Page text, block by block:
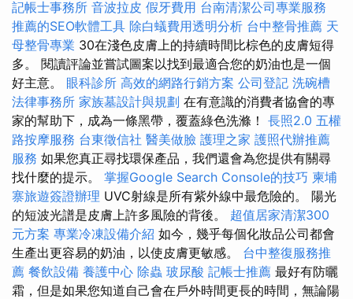
記帳士事務所 音波拉皮 假牙費用 台南清潔公司專業服務
推薦的SEO軟體工具 除白蟻費用透明分析 台中整骨推薦 天
母整骨專業 30在淺色皮膚上的持續時間比棕色的皮膚短得
多。 閱讀評論並嘗試圖案以找到最適合您的奶油也是一個
好主意。 眼科診所 高效的網路行銷方案 公司登記 洗碗槽
法律事務所 家族墓設計與規劃 在有意識的消費者協會的專
家的幫助下，成為一條黑帶，覆蓋綠色洗滌！ 長照2.0 五權
路按摩服務 台東徵信社 醫美做臉 護理之家 護照代辦推薦
服務 如果您真正尋找環保產品，我們還會為您提供有關尋
找什麼的提示。 掌握Google Search Console的技巧 柬埔
寨旅遊簽證辦理 UVC射線是所有紫外線中最危險的。 陽光
的短波光譜是皮膚上許多風險的背後。 超值居家清潔300
元方案 專業冷凍設備介紹 如今，幾乎每個化妝品公司都會
生產出更容易的奶油，以使皮膚更敏感。 台中整復服務推
薦 餐飲設備 養護中心 除蟲 玻尿酸 記帳士推薦 最好有防曬
霜，但是如果您知道自己會在戶外時間更長的時間，無論陽